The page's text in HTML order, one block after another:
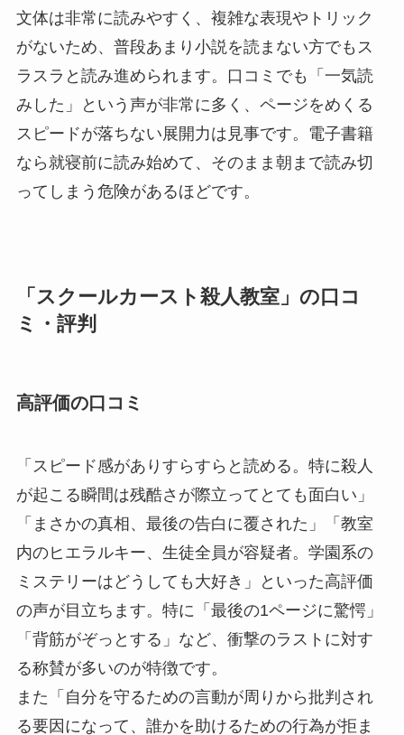
文体は非常に読みやすく、複雑な表現やトリック
がないため、普段あまり小説を読まない方でもス
ラスラと読み進められます。口コミでも「一気読
みした」という声が非常に多く、ページをめくる
スピードが落ちない展開力は見事です。電子書籍
なら就寝前に読み始めて、そのまま朝まで読み切
ってしまう危険があるほどです。
「スクールカースト殺人教室」の口コ
ミ・評判
高評価の口コミ
「スピード感がありすらすらと読める。特に殺人
が起こる瞬間は残酷さが際立ってとても面白い」
「まさかの真相、最後の告白に覆された」「教室
内のヒエラルキー、生徒全員が容疑者。学園系の
ミステリーはどうしても大好き」といった高評価
の声が目立ちます。特に「最後の1ページに驚愕」
「背筋がぞっとする」など、衝撃のラストに対す
る称賛が多いのが特徴です。
また「自分を守るための言動が周りから批判され
る要因になって、誰かを助けるための行為が拒ま